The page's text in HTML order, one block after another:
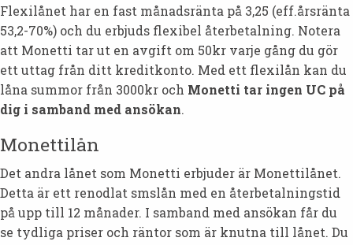
Flexilånet har en fast månadsränta på 3,25 (eff.årsränta
53,2-70%) och du erbjuds flexibel återbetalning. Notera
att Monetti tar ut en avgift om 50kr varje gång du gör
ett uttag från ditt kreditkonto. Med ett flexilån kan du
låna summor från 3000kr och Monetti tar ingen UC på
dig i samband med ansökan.
Monettilån
Det andra lånet som Monetti erbjuder är Monettilånet.
Detta är ett renodlat smslån med en återbetalningstid
på upp till 12 månader. I samband med ansökan får du
se tydliga priser och räntor som är knutna till lånet. Du